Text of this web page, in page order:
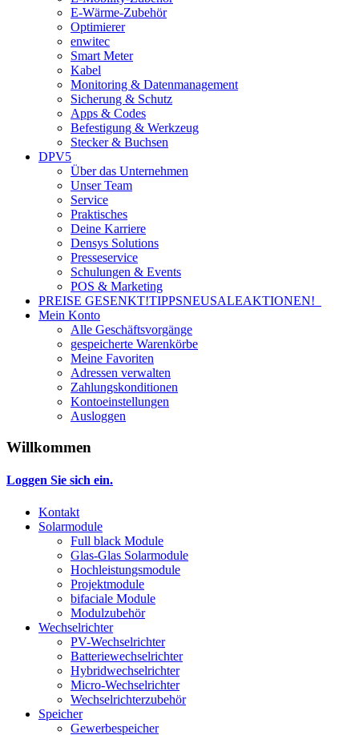
E-Wärme-Zubehör
Optimierer
enwitec
Smart Meter
Kabel
Monitoring & Datenmanagement
Sicherung & Schutz
Apps & Codes
Befestigung & Werkzeug
Stecker & Buchsen
DPV5
Über das Unternehmen
Unser Team
Service
Praktisches
Deine Karriere
Densys Solutions
Presseservice
Schulungen & Events
POS & Marketing
PREISE GESENKT!TIPPSNEUSALEAKTIONEN!
Mein Konto
Alle Geschäftsvorgänge
gespeicherte Warenkörbe
Meine Favoriten
Adressen verwalten
Zahlungskonditionen
Kontoeinstellungen
Ausloggen
Willkommen
Loggen Sie sich ein.
Kontakt
Solarmodule
Full black Module
Glas-Glas Solarmodule
Hochleistungsmodule
Projektmodule
bifaciale Module
Modulzubehör
Wechselrichter
PV-Wechselrichter
Batteriewechselrichter
Hybridwechselrichter
Micro-Wechselrichter
Wechselrichterzubehör
Speicher
Gewerbespeicher